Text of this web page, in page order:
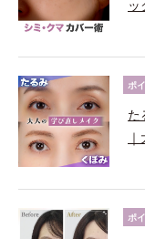
ポ
た
ポ